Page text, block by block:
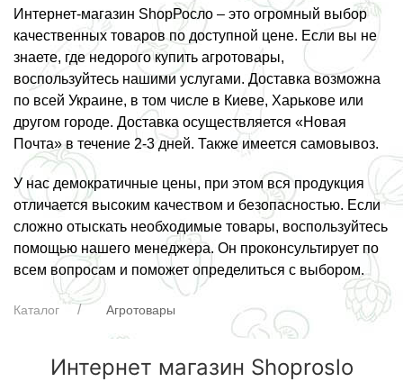
Интернет-магазин ShopРосло – это огромный выбор
качественных товаров по доступной цене. Если вы не
знаете, где недорого купить агротовары,
воспользуйтесь нашими услугами. Доставка возможна
по всей Украине, в том числе в Киеве, Харькове или
другом городе. Доставка осуществляется «Новая
Почта» в течение 2-3 дней. Также имеется самовывоз.
У нас демократичные цены, при этом вся продукция
отличается высоким качеством и безопасностью. Если
сложно отыскать необходимые товары, воспользуйтесь
помощью нашего менеджера. Он проконсультирует по
всем вопросам и поможет определиться с выбором.
Каталог Агротовары
Интернет магазин Shoproslo